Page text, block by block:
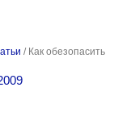
/ Как обезопасить